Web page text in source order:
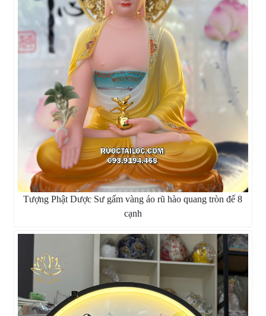
Tượng Phật Dược Sư gấm vàng áo rũ hào quang tròn đế 8
cạnh